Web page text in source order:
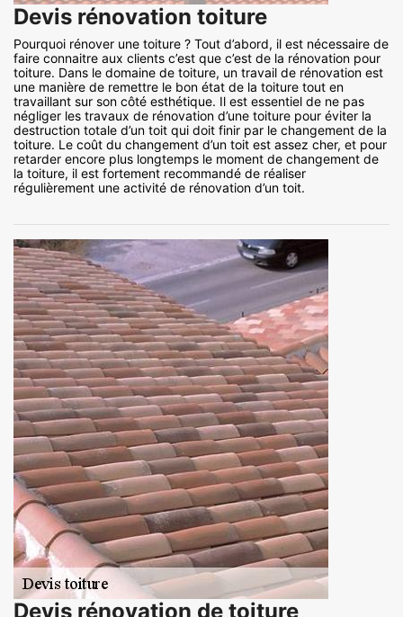
Devis rénovation toiture
Pourquoi rénover une toiture ? Tout d’abord, il est nécessaire de
faire connaitre aux clients c’est que c’est de la rénovation pour
toiture. Dans le domaine de toiture, un travail de rénovation est
une manière de remettre le bon état de la toiture tout en
travaillant sur son côté esthétique. Il est essentiel de ne pas
négliger les travaux de rénovation d’une toiture pour éviter la
destruction totale d’un toit qui doit finir par le changement de la
toiture. Le coût du changement d’un toit est assez cher, et pour
retarder encore plus longtemps le moment de changement de
la toiture, il est fortement recommandé de réaliser
régulièrement une activité de rénovation d’un toit.
Devis rénovation de toiture